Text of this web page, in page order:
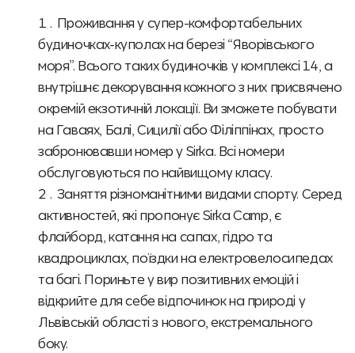
Проживання у супер-комфортабельних
будиночках-куполах на березі “Яворівського
моря”. Всього таких будиночків у комплексі 14, а
внутрішнє декорування кожного з них присвячено
окремій екзотичній локації. Ви зможете побувати
на Гаваях, Балі, Сицилії або Філіппінах, просто
забронювавши номер у Sirka. Всі номери
обслуговуються по найвищому класу.
Заняття різноманітними видами спорту. Серед
активностей, які пропонує Sirka Camp, є
флайборд, катання на сапах, гідро та
квадроциклах, поїздки на електровелосипедах
та багі. Пориньте у вир позитивних емоцій і
відкрийте для себе відпочинок на природі у
Львівській області з нового, екстремального
боку.